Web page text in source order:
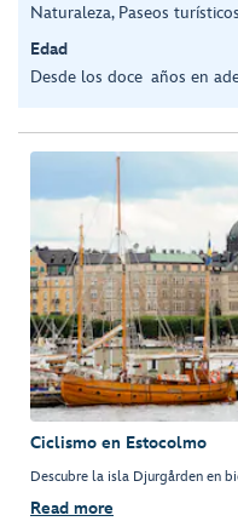
Naturaleza, Paseos turísticos
Edad
Desde los doce años en
Ciclismo en Estocolmo
Descubre la isla Djurgården en
Read more